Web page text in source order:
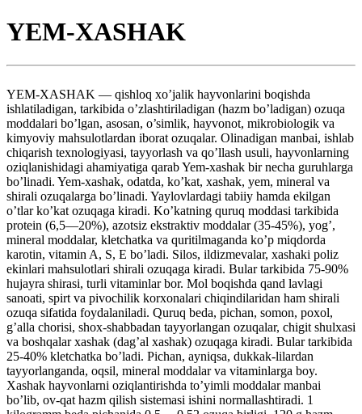
YEM-XASHAK
YEM-XASHAK — qishloq xo’jalik hayvonlarini boqishda
ishlatiladigan, tarkibida o’zlashtiriladigan (hazm bo’ladigan) ozuqa
moddalari bo’lgan, asosan, o’simlik, hayvonot, mikrobiologik va
kimyoviy mahsulotlardan iborat ozuqalar. Olinadigan manbai, ishlab
chiqarish texnologiyasi, tayyorlash va qo’llash usuli, hayvonlarning
oziqlanishidagi ahamiyatiga qarab Yem-xashak bir necha guruhlarga
bo’linadi. Yem-xashak, odatda, ko’kat, xashak, yem, mineral va
shirali ozuqalarga bo’linadi. Yaylovlardagi tabiiy hamda ekilgan
o’tlar ko’kat ozuqaga kiradi. Ko’katning quruq moddasi tarkibida
protein (6,5—20%), azotsiz ekstraktiv moddalar (35-45%), yog’,
mineral moddalar, kletchatka va quritilmaganda ko’p miqdorda
karotin, vitamin A, S, E bo’ladi. Silos, ildizmevalar, xashaki poliz
ekinlari mahsulotlari shirali ozuqaga kiradi. Bular tarkibida 75-90%
hujayra shirasi, turli vitaminlar bor. Mol boqishda qand lavlagi
sanoati, spirt va pivochilik korxonalari chiqindilaridan ham shirali
ozuqa sifatida foydalaniladi. Quruq beda, pichan, somon, poxol,
g’alla chorisi, shox-shabbadan tayyorlangan ozuqalar, chigit shulxasi
va boshqalar xashak (dag’al xashak) ozuqaga kiradi. Bular tarkibida
25-40% kletchatka bo’ladi. Pichan, ayniqsa, dukkak-lilardan
tayyorlanganda, oqsil, mineral moddalar va vitaminlarga boy.
Xashak hayvonlarni oziqlantirishda to’yimli moddalar manbai
bo’lib, ov-qat hazm qilish sistemasi ishini normallashtiradi. 1